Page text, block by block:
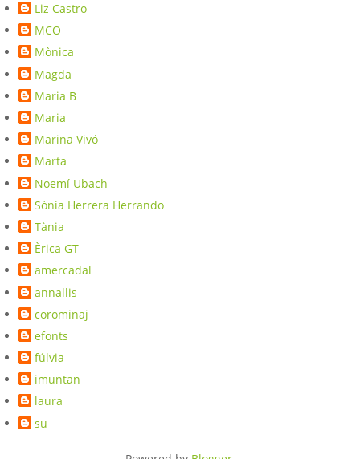
Liz Castro
MCO
Mònica
Magda
Maria B
Maria
Marina Vivó
Marta
Noemí Ubach
Sònia Herrera Herrando
Tània
Èrica GT
amercadal
annallis
corominaj
efonts
fúlvia
imuntan
laura
su